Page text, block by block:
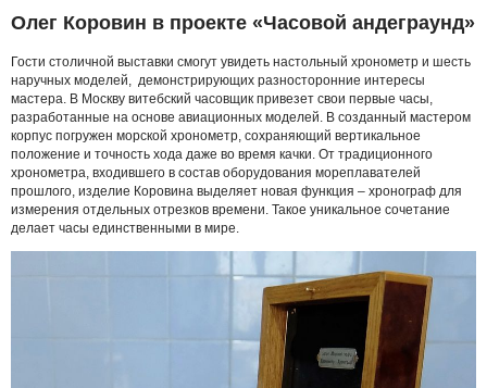
Олег Коровин в проекте «Часовой андеграунд»
Гости столичной выставки смогут увидеть настольный хронометр и шесть
наручных моделей, демонстрирующих разносторонние интересы
мастера. В Москву витебский часовщик привезет свои первые часы,
разработанные на основе авиационных моделей. В созданный мастером
корпус погружен морской хронометр, сохраняющий вертикальное
положение и точность хода даже во время качки. От традиционного
хронометра, входившего в состав оборудования мореплавателей
прошлого, изделие Коровина выделяет новая функция – хронограф для
измерения отдельных отрезков времени. Такое уникальное сочетание
делает часы единственными в мире.